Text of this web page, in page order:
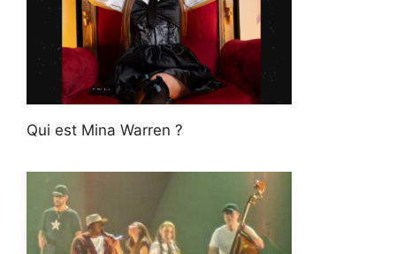
Qui est Mina Warren ?